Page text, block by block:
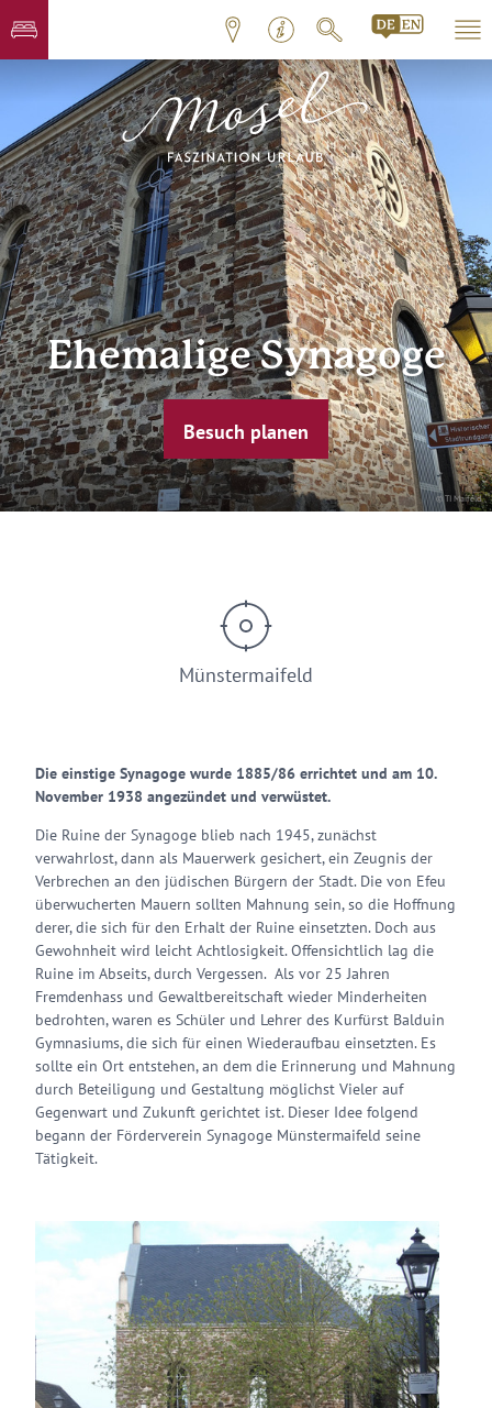
© TI Maifeld
Ehemalige Synagoge
Besuch planen
Münstermaifeld
Die einstige Synagoge wurde 1885/86 errichtet und am 10.
November 1938 angezündet und verwüstet.
Die Ruine der Synagoge blieb nach 1945, zunächst
verwahrlost, dann als Mauerwerk gesichert, ein Zeugnis der
Verbrechen an den jüdischen Bürgern der Stadt. Die von Efeu
überwucherten Mauern sollten Mahnung sein, so die Hoffnung
derer, die sich für den Erhalt der Ruine einsetzten. Doch aus
Gewohnheit wird leicht Achtlosigkeit. Offensichtlich lag die
Ruine im Abseits, durch Vergessen. Als vor 25 Jahren
Fremdenhass und Gewaltbereitschaft wieder Minderheiten
bedrohten, waren es Schüler und Lehrer des Kurfürst Balduin
Gymnasiums, die sich für einen Wiederaufbau einsetzten. Es
sollte ein Ort entstehen, an dem die Erinnerung und Mahnung
durch Beteiligung und Gestaltung möglichst Vieler auf
Gegenwart und Zukunft gerichtet ist. Dieser Idee folgend
begann der Förderverein Synagoge Münstermaifeld seine
Tätigkeit.